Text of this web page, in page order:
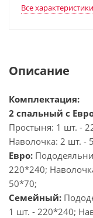
Все характеристики
Описание
Комплектация:
2 спальный с
Простыня: 1 шт. -
Наволочка: 2 шт. -
Евро:
220*240;
50*70;
Семейный:
1 шт. - 220*240;